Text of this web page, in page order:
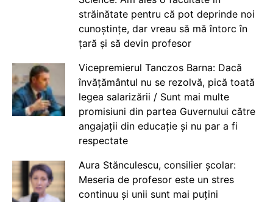
străinătate pentru că pot deprinde noi
cunoștințe, dar vreau să mă întorc în
țară și să devin profesor
Vicepremierul Tanczos Barna: Dacă
învățământul nu se rezolvă, pică toată
legea salarizării / Sunt mai multe
promisiuni din partea Guvernului către
angajații din educație și nu par a fi
respectate
Aura Stănculescu, consilier școlar:
Meseria de profesor este un stres
continuu și unii sunt mai puțini